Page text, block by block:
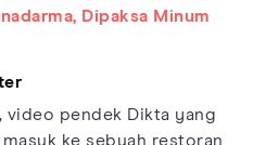
Dipaksa Minum
video pendek Dikta yang
ke sebuah restoran